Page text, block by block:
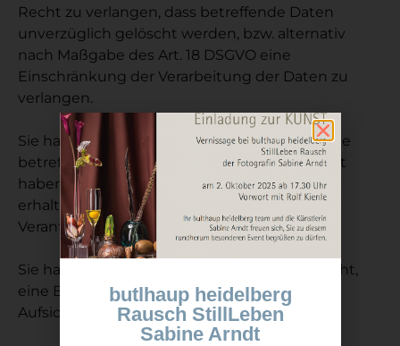
Recht zu verlangen, dass betreffende Daten
unverzüglich gelöscht werden, bzw. alternativ
nach Maßgabe des Art. 18 DSGVO eine
Einschränkung der Verarbeitung der Daten zu
verlangen.
Sie haben das Recht zu verlangen, dass die Sie
betreffenden Daten, die Sie uns bereitgestellt
haben nach Maßgabe des Art. 20 DSGVO zu
erhalten und deren Übermittlung an andere
Verantwortliche zu fordern.
Sie haben ferner gem. Art. 77 DSGVO das Recht,
eine Beschwerde bei der zuständigen
Aufsichtsbehörde einzureichen.
butlhaup heidelberg
Rausch StillLeben
Sabine Arndt